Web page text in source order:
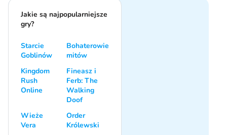
Jakie są najpopularniejsze
gry?
Starcie
Goblinów
Bohaterowie
mitów
Kingdom
Rush
Online
Fineasz i
Ferb: The
Walking
Doof
Wieże
Vera
Order
Królewski